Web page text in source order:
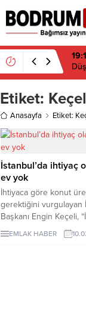
Etiket:
Anasayfa Etiket:
İstanbul’da ihtiyaç
ev yok
İhtiyaca göre konut
gerektiğini vurgulayan
Başkanı Engin Keçeli,
ihtiyaç olan yerde ev
yerde çok. Artık
EMLAK HABER